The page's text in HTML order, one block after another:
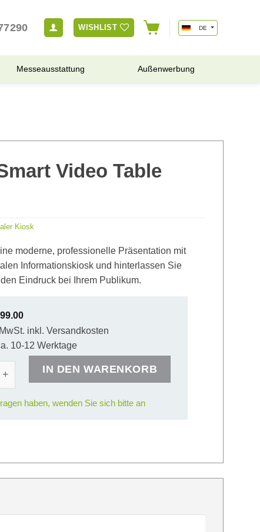
WISHLIST DE
Messeausstattung Außenwerbung
Video Table
Kiosk
moderne, professionelle Präsentation mit
Informationskiosk und hinterlassen Sie
Eindruck bei Ihrem Publikum.
inkl. Versandkosten
10-12 Werktage
Video Table Slim Menge
IN DEN WARENKORB
haben, wenden Sie sich bitte an